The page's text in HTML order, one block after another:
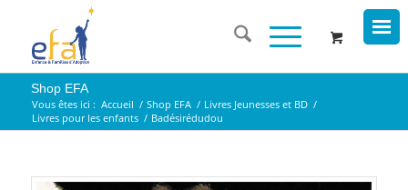
Shop EFA
Vous êtes ici : Accueil / Shop EFA / Livres Jeunesses et BD /
Livres pour les enfants / Badésirédudou